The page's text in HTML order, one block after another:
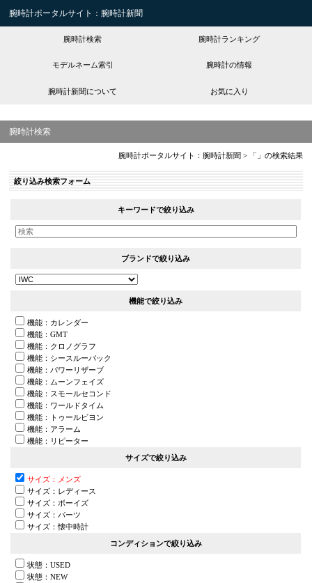
腕時計ポータルサイト：腕時計新聞
腕時計検索 腕時計ランキング
モデルネーム索引 腕時計の情報
腕時計新聞について お気に入り
腕時計検索
腕時計ポータルサイト：腕時計新聞 > 「」の検索結果
絞り込み検索フォーム
キーワードで絞り込み
ブランドで絞り込み
機能で絞り込み
機能：カレンダー
機能：GMT
機能：クロノグラフ
機能：シースルーバック
機能：パワーリザーブ
機能：ムーンフェイズ
機能：スモールセコンド
機能：ワールドタイム
機能：トゥールビヨン
機能：アラーム
機能：リピーター
サイズで絞り込み
サイズ：メンズ
サイズ：レディース
サイズ：ボーイズ
サイズ：パーツ
サイズ：懐中時計
コンディションで絞り込み
状態：USED
状態：NEW